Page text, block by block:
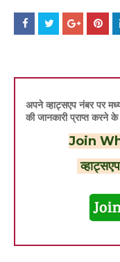
अपने व्हाट्सएप नंबर पर
की जानकारी प्राप्त करने
Join